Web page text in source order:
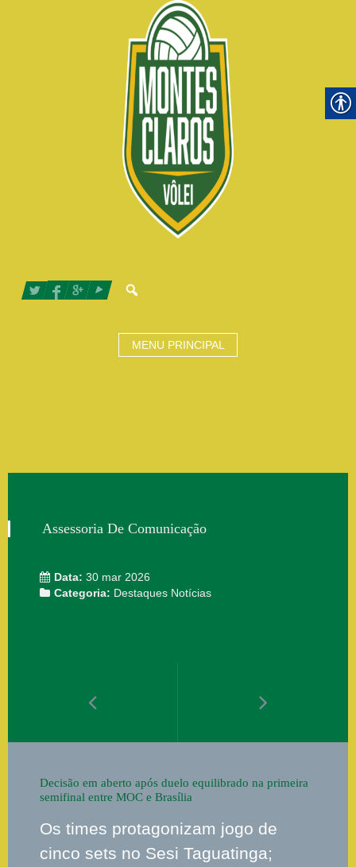
MENU PRINCIPAL
Assessoria De Comunicação
Data: 30 mar 2026
Categoria: Destaques Notícias
Decisão em aberto após duelo equilibrado na primeira
semifinal entre MOC e Brasília
Os times protagonizam jogo de
cinco sets no Sesi Taguatinga;